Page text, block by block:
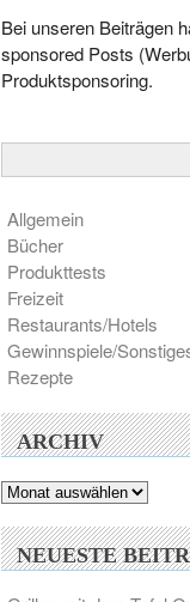
Bei unseren Beiträgen
sponsored Posts
Produktsponsoring.
Allgemein
Bücher
Produkttests
Freizeit
Restaurants/Hotels
Gewinnspiele/
Rezepte
ARCHIV
Archiv
NEUESTE